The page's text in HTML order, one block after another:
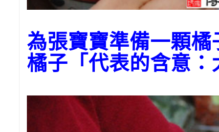
為張寶寶準備一顆橘
橘子「代表的含意：